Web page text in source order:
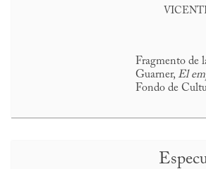
Fragmento de
Guarner, El
Fondo de